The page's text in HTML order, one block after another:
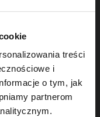
treści
i
o tym, jak
partnerom